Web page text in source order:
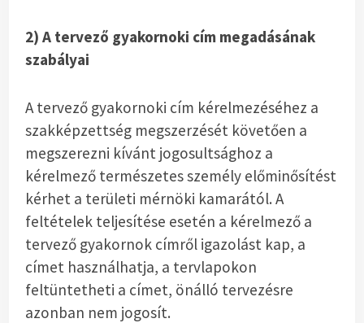
2) A tervező gyakornoki cím megadásának
szabályai
A tervező gyakornoki cím kérelmezéséhez a
szakképzettség megszerzését követően a
megszerezni kívánt jogosultsághoz a
kérelmező természetes személy előminősítést
kérhet a területi mérnöki kamarától. A
feltételek teljesítése esetén a kérelmező a
tervező gyakornok címről igazolást kap, a
címet használhatja, a tervlapokon
feltüntetheti a címet, önálló tervezésre
azonban nem jogosít.